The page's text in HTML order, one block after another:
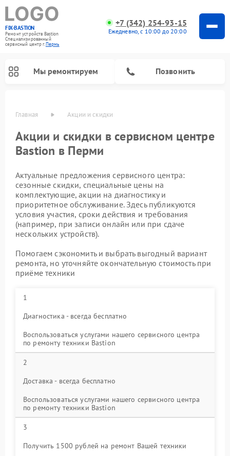
FIX-BASTION
Ремонт устройств Bastion
Специализированный
cервисный центр г.Пермь
+7 (342) 254-93-15
Ежедневно, с 10:00 до 20:00
Мы ремонтируем Позвонить
Главная Акции и скидки
Акции и скидки в сервисном центре
Bastion в Перми
Актуальные предложения сервисного центра:
сезонные скидки, специальные цены на
комплектующие, акции на диагностику и
приоритетное обслуживание. Здесь публикуются
условия участия, сроки действия и требования
(например, при записи онлайн или при сдаче
нескольких устройств).
Помогаем сэкономить и выбрать выгодный вариант
ремонта, но уточняйте окончательную стоимость при
приёме техники
1
Диагностика - всегда бесплатно
Воспользоваться услугами нашего сервисного центра
по ремонту техники Bastion
2
Доставка - всегда бесплатно
Воспользоваться услугами нашего сервисного центра
по ремонту техники Bastion
3
Получить 1500 рублей на ремонт Вашей техники